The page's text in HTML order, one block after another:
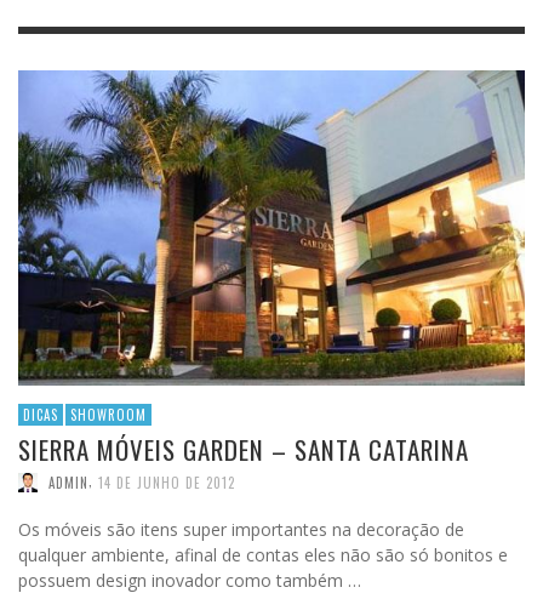
DICAS SHOWROOM
SIERRA MÓVEIS GARDEN – SANTA CATARINA
ADMIN 14 DE JUNHO DE 2012
Os móveis são itens super importantes na decoração de
qualquer ambiente, afinal de contas eles não são só bonitos e
possuem design inovador como também …